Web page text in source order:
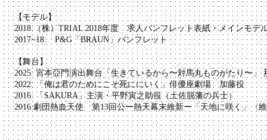
【モデル】
2018:（株）TRIAL 2018年度 求人パンフレット表紙・メインモデ
2017~18: P&G「BRAUN」パンフレット
【舞台】
2025: 宮本亞門演出舞台「生きているから〜対馬丸ものがたり〜」
2022: 「俺は君のためにこそ死ににいく」俳優座劇場 加藤役
2016: 「SAKURA」主演・平野寅之助役（土佐脱藩の兵士）
2016:劇団熱血天使 第13回公ー熱天幕末維新ー「天地に咲く」〈